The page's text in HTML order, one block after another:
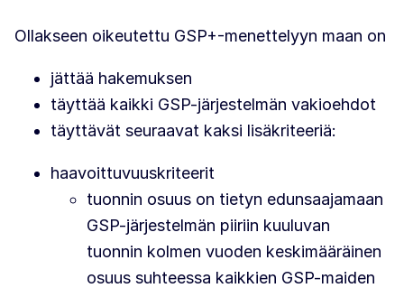
Ollakseen oikeutettu GSP+-menettelyyn maan on
jättää hakemuksen
täyttää kaikki GSP-järjestelmän vakioehdot
täyttävät seuraavat kaksi lisäkriteeriä:
haavoittuvuuskriteerit
tuonnin osuus on tietyn edunsaajamaan
GSP-järjestelmän piiriin kuuluvan
tuonnin kolmen vuoden keskimääräinen
osuus suhteessa kaikkien GSP-maiden